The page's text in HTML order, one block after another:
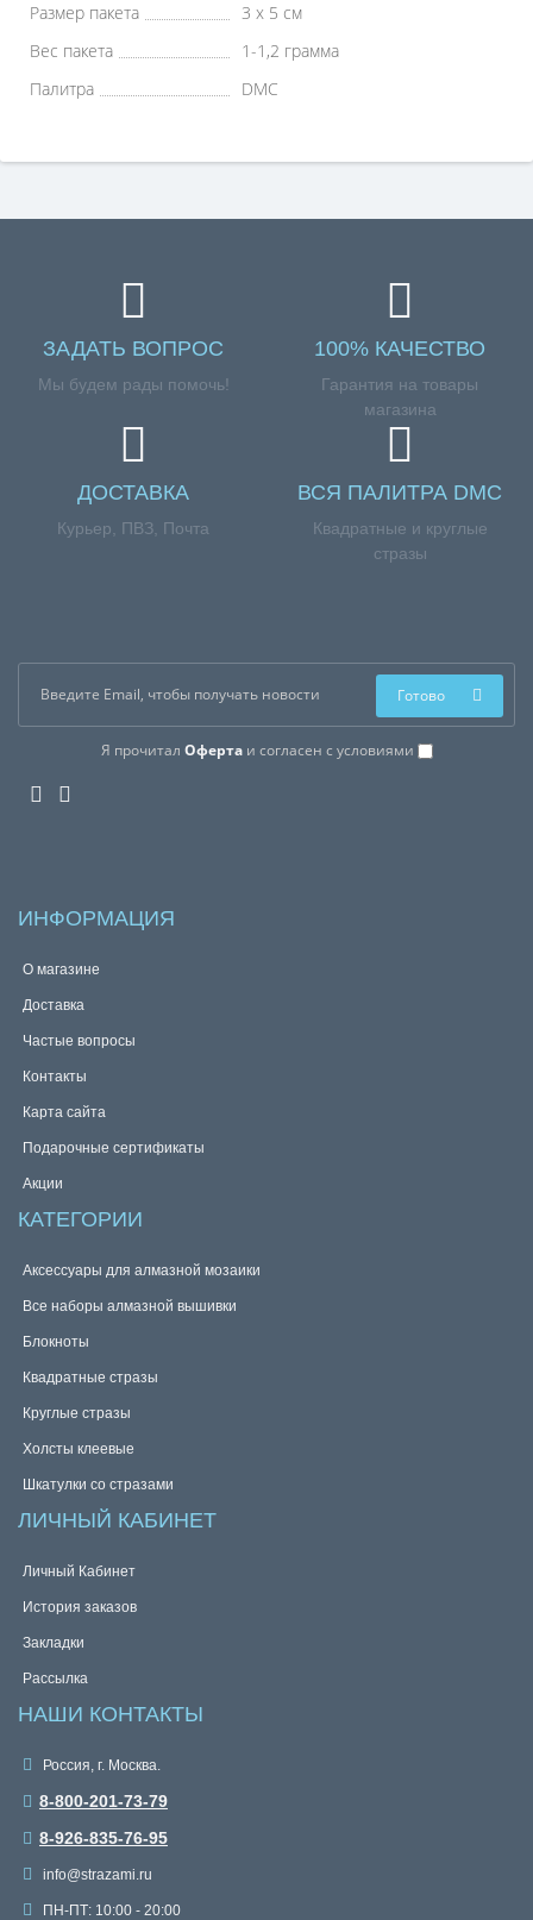
Размер пакета
3 х 5 см
Вес пакета
1-1,2 грамма
Палитра
DMC
ЗАДАТЬ ВОПРОС
Мы будем рады помочь!
100% КАЧЕСТВО
Гарантия на товары
магазина
ДОСТАВКА
Курьер, ПВЗ, Почта
ВСЯ ПАЛИТРА DMC
Квадратные и круглые
стразы
Я прочитал Офертаи согласен с условиями
Готово
ИНФОРМАЦИЯ
О магазине
Доставка
Частые вопросы
Контакты
Карта сайта
Подарочные сертификаты
Акции
КАТЕГОРИИ
Аксессуары для алмазной мозаики
Все наборы алмазной вышивки
Блокноты
Квадратные стразы
Круглые стразы
Холсты клеевые
Шкатулки со стразами
ЛИЧНЫЙ КАБИНЕТ
Личный Кабинет
История заказов
Закладки
Рассылка
НАШИ КОНТАКТЫ
Россия, г. Москва.
8-800-201-73-79
8-926-835-76-95
info@strazami.ru
ПН-ПТ: 10:00 - 20:00